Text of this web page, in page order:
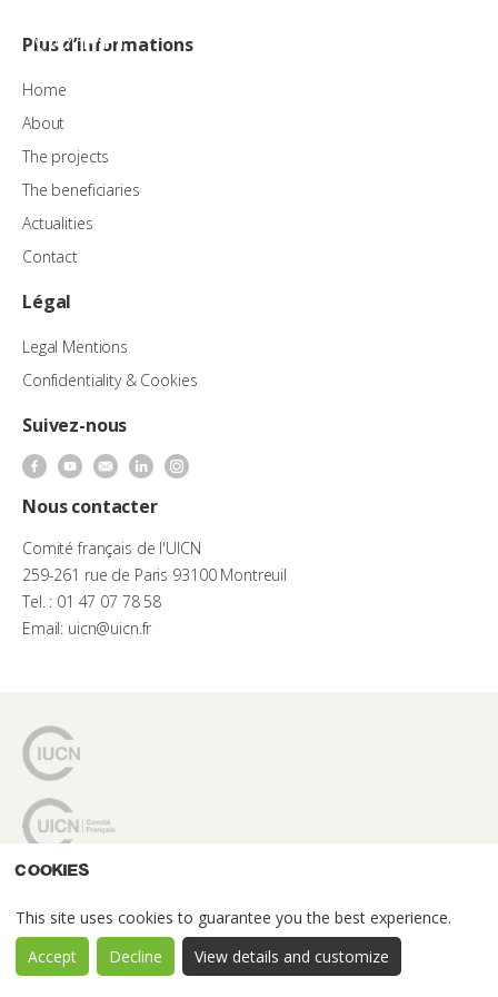
Cookies
This site uses cookies to guarantee you the best experience.
Accept
Decline View details and customize
Plus d’informations
Home
About
The projects
The beneficiaries
Actualities
Contact
Légal
Legal Mentions
Confidentiality & Cookies
Suivez-nous
Nous contacter
Comité français de l'UICN
259-261 rue de Paris 93100 Montreuil
Tel. : 01 47 07 78 58
Email: uicn@uicn.fr